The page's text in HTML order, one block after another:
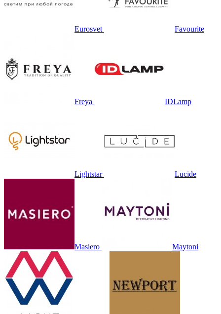
Eurosvet Favourite
Freya IDLamp
Lightstar Lucide
Masiero Maytoni